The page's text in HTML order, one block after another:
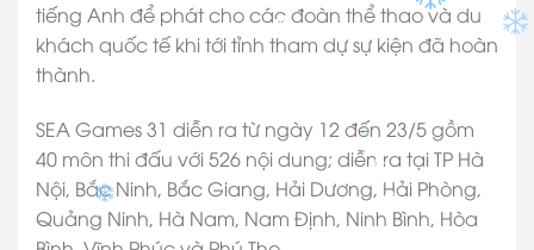
tiếng Anh để phát cho các đoàn thể thao và du
khách quốc tế khi tới tỉnh tham dự sự kiện đã hoàn
thành.
SEA Games 31 diễn ra từ ngày 12 đến 23/5 gồm
40 môn thi đấu với 526 nội dung; diễn ra tại TP Hà
Nội, Bắc Ninh, Bắc Giang, Hải Dương, Hải Phòng,
Quảng Ninh, Hà Nam, Nam Định, Ninh Bình, Hòa
✽
✽
✽
✽